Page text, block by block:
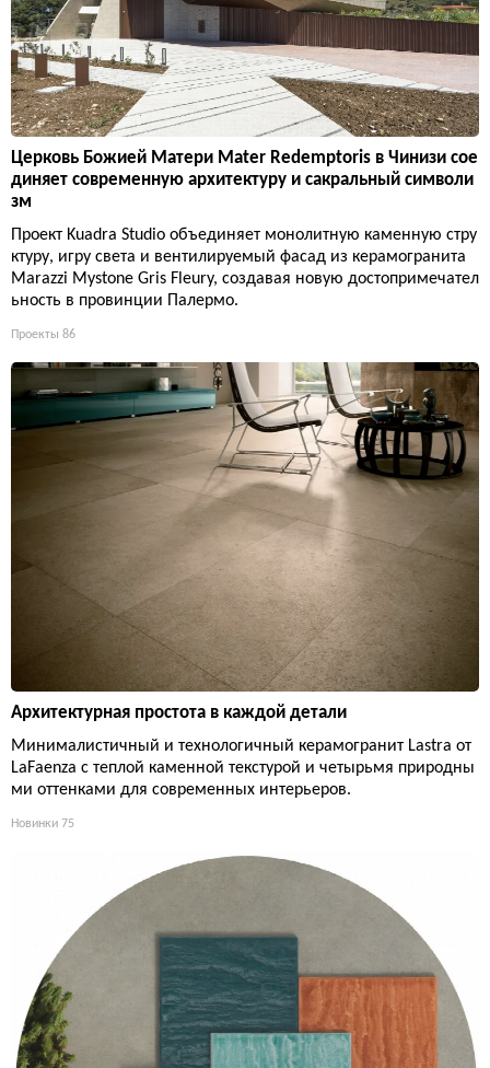
Церковь Божией Матери Mater Redemptoris в Чинизи сое
диняет современную архитектуру и сакральный символи
зм
Проект Kuadra Studio объединяет монолитную каменную стру
ктуру, игру света и вентилируемый фасад из керамогранита
Marazzi Mystone Gris Fleury, создавая новую достопримечател
ьность в провинции Палермо.
Проекты 86
Архитектурная простота в каждой детали
Минималистичный и технологичный керамогранит Lastra от
LaFaenza с теплой каменной текстурой и четырьмя природны
ми оттенками для современных интерьеров.
Новинки 75